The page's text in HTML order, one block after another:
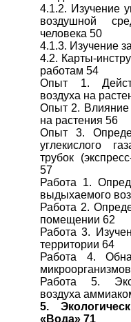
4.1.2. Изучение
воздушной
человека 50
4.1.3. Изучение
4.2. Карты-
работам 54
Опыт 1.
воздуха на
Опыт 2. Влияние
на растения 56
Опыт 3.
углекислого
трубок
57
Работа 1.
выдыхаемого
Работа 2.
помещении 62
Работа 3.
территории 64
Работа 4.
Работа 5.
воздуха
5.
«Вода» 71